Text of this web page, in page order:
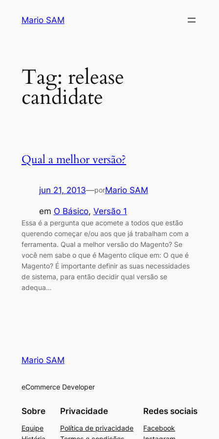
Mario SAM
Tag: release
candidate
Qual a melhor versão?
jun 21, 2013—porMario SAM
em O Básico, Versão 1
Essa é a pergunta que acomete a todos que estão
querendo começar e/ou aos que já trabalham com a
ferramenta. Qual a melhor versão do Magento? Se
você nem sabe o que é Magento clique em: O que é
Magento? É importante definir as suas necessidades
de sistema, para então decidir qual versão se
adequa…
Mario SAM
eCommerce Developer
Sobre
Equipe
Privacidade
Política de privacidade
Redes sociais
Facebook